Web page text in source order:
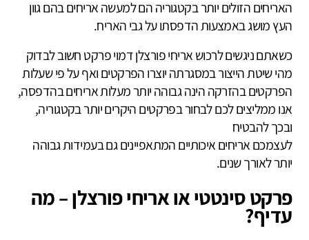
האריחים הזולים יותר בקטגוריה הם למעשה אריחים בהם גוון
העץ מושג באמצעות הדפסתו על גבי האריח.
כשאתם ניגשים לרכוש אריחי פורצלן דמוי פרקט חשוב לבדוק
מהי שיטת הייצור במסגרתה יוצרו הפרקטים ואף על פי שעלות
הפרקטים בהזרקה הינה גבוהה יותר מעלות אריחים בהדפסה,
אנו ממליצים לכם לבחור בפרקטים היקרים יותר בקטגוריה,
ובכך להבטיח
לעצמכם אריחים איכותיים המתאפיינים גם בעמידות גבוהה
יותר לאורך שנים.
פרקט סינטטי או אריחי פורצלן – מה
עדיף?